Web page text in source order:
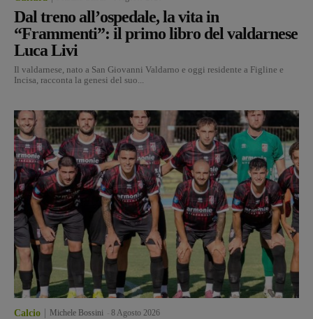
Dal treno all’ospedale, la vita in
“Frammenti”: il primo libro del valdarnese
Luca Livi
Il valdarnese, nato a San Giovanni Valdarno e oggi residente a Figline e
Incisa, racconta la genesi del suo...
Calcio Michele Bossini 8 Agosto 2026